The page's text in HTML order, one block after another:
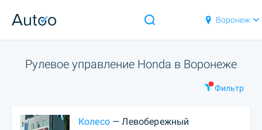
Воронеж
Рулевое управление Honda в Воронеже
Фильтр
Колесо— Левобережный